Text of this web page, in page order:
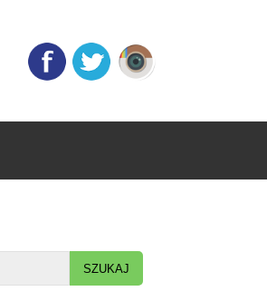
Search
for: